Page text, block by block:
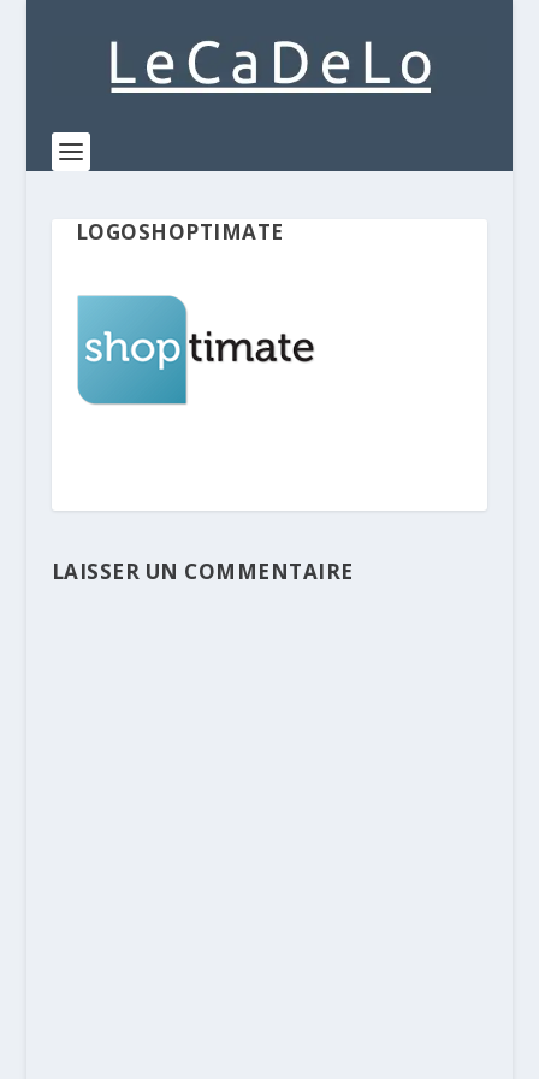
LOGOSHOPTIMATE
LAISSER UN COMMENTAIRE